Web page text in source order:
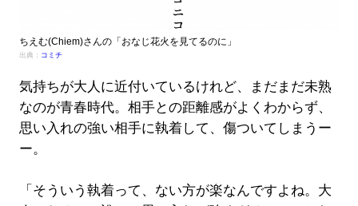
ちえむ(Chiem)さんの「おなじ花火を見てるのに」
出典： コミチ
気持ちが大人に近付いているけれど、まだまだ未熟
なのが青春時代。相手との距離感がよくわからず、
思い入れの強い相手に執着して、傷ついてしまうー
ー。
「そういう執着って、ない方が楽なんですよね。大